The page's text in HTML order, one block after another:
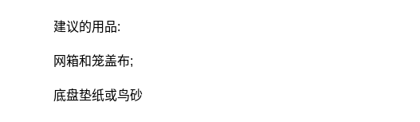
建议的用品:
网箱和笼盖布;
底盘垫纸或鸟砂